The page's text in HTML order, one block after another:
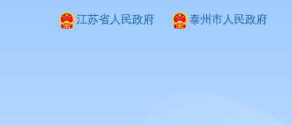
江苏省人民政府 泰州市人民政府